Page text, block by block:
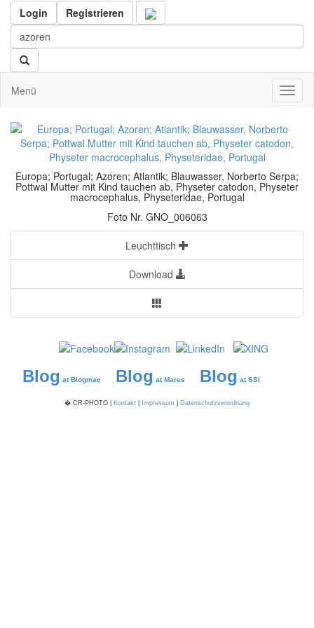
Login Registrieren
Menü
Europa; Portugal; Azoren; Atlantik; Blauwasser, Norberto Serpa;
Pottwal Mutter mit Kind tauchen ab, Physeter catodon, Physeter
macrocephalus, Physeteridae, Portugal
Foto Nr. GNO_006063
Leuchttisch
Download
Blog at Blogmac Blog at Mares Blog at SSI
� CR-PHOTO | Kontakt Impressum Datenschutzverordnung